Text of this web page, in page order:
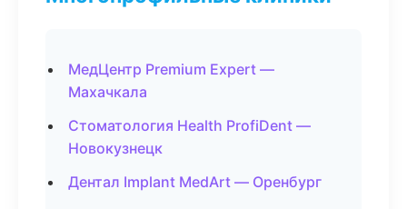
МедЦентр Premium Expert —
Махачкала
Стоматология Health ProfiDent —
Новокузнецк
Дентал Implant MedArt — Оренбург